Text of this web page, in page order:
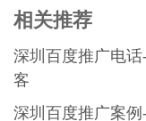
相关推荐
深圳百度推广电
客
深圳百度推广案